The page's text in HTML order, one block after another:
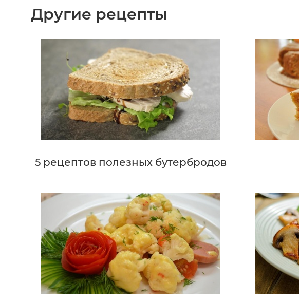
Другие рецепты
5 рецептов полезных бутербродов